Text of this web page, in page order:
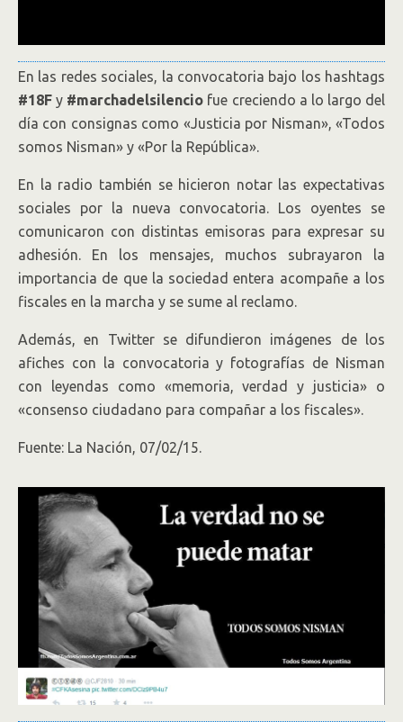
En las redes sociales, la convocatoria bajo los hashtags
#18F y #marchadelsilencio fue creciendo a lo largo del
día con consignas como «Justicia por Nisman», «Todos
somos Nisman» y «Por la República».
En la radio también se hicieron notar las expectativas
sociales por la nueva convocatoria. Los oyentes se
comunicaron con distintas emisoras para expresar su
adhesión. En los mensajes, muchos subrayaron la
importancia de que la sociedad entera acompañe a los
fiscales en la marcha y se sume al reclamo.
Además, en Twitter se difundieron imágenes de los
afiches con la convocatoria y fotografías de Nisman
con leyendas como «memoria, verdad y justicia» o
«consenso ciudadano para compañar a los fiscales».
Fuente: La Nación, 07/02/15.